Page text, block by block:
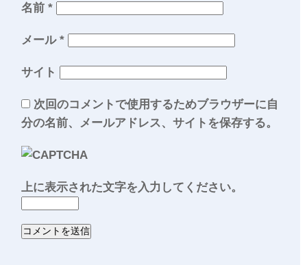
名前 *
メール *
サイト
次回のコメントで使用するためブラウザーに自
分の名前、メールアドレス、サイトを保存する。
上に表示された文字を入力してください。